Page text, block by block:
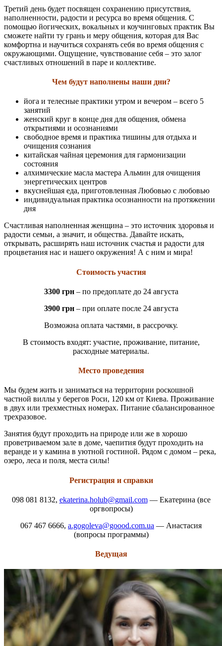
Третий день будет посвящен сохранению присутствия,
наполненности, радости и ресурса во время общения. С
помощью йогических, вокальных и коучинговых практик Вы
сможете найти ту грань и меру общения, которая для Вас
комфортна и научиться сохранять себя во время общения с
окружающими. Ощущение, чувствование себя – это залог
счастливых отношений в паре и коллективе.
Чем будут наполнены наши дни?
йога и телесные практики утром и вечером – всего 5
занятий
женский круг в конце дня для общения, обмена
открытиями и осознаниями
свободное время и практика тишины для отдыха и
очищения сознания
китайская чайная церемония для гармонизации
состояния
алхимические масла мастера Альмин для очищения
энергетических центров
вкуснейшая еда, приготовленная Любовью с любовью
индивидуальная практика осознанности на протяжении
дня
Счастливая наполненная женщина – это источник здоровья и
радости семьи, а значит, и общества. Давайте искать,
открывать, расширять наш источник счастья и радости для
процветания нас и нашего окружения! А с ним и мира!
Стоимость участия
3300 грн– по предоплате до 24 августа
3900 грн– при оплате после 24 августа
Возможна оплата частями, в рассрочку.
В стоимость входят: участие, проживание, питание,
расходные материалы.
Место проведения
Мы будем жить и заниматься на территории роскошной
частной виллы у берегов Роси, 120 км от Киева. Проживание
в двух или трехместных номерах. Питание сбалансированное
трехразовое.
Занятия будут проходить на природе или же в хорошо
проветриваемом зале в доме, чаепития будут проходить на
веранде и у камина в уютной гостиной. Рядом с домом – река,
озеро, леса и поля, места силы!
Регистрация и справки
098 081 8132, ekaterina.holub@gmail.com— Екатерина (все
оргвопросы)
067 467 6666, a.gogoleva@goood.com.ua — Анастасия
(вопросы программы)
Ведущая